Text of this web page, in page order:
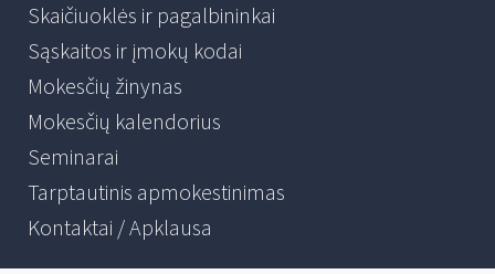
Skaičiuoklės ir pagalbininkai
Sąskaitos ir įmokų kodai
Mokesčių žinynas
Mokesčių kalendorius
Seminarai
Tarptautinis apmokestinimas
Kontaktai / Apklausa